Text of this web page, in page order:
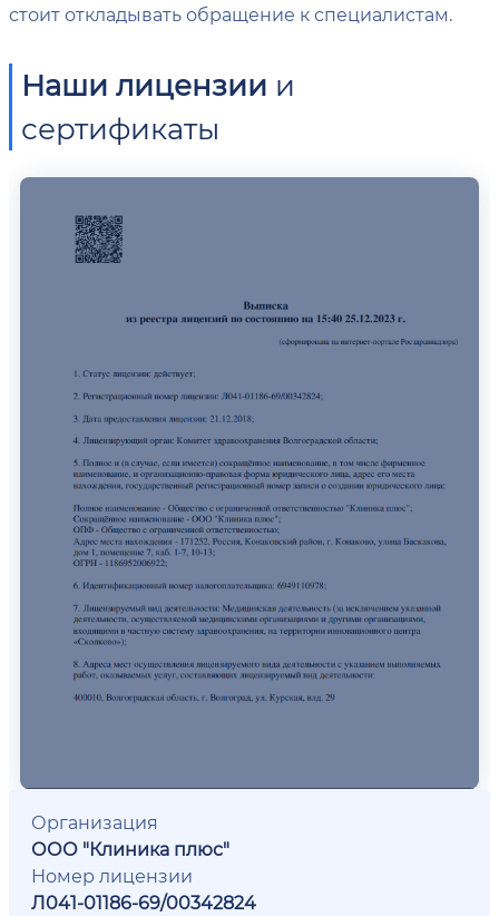
стоит откладывать обращение к специалистам.
Наши лицензии и
сертификаты
Организация
ООО "Клиника плюс"
Номер лицензии
Л041-01186-69/00342824